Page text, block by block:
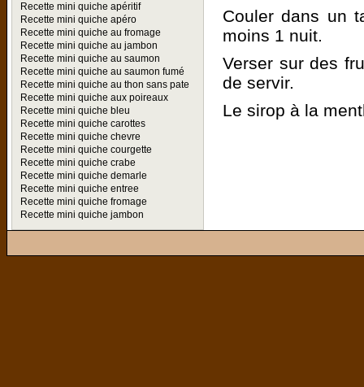
Recette mini quiche apéritif
Recette mini quiche apéro
Recette mini quiche au fromage
Recette mini quiche au jambon
Recette mini quiche au saumon
Recette mini quiche au saumon fumé
Recette mini quiche au thon sans pate
Recette mini quiche aux poireaux
Recette mini quiche bleu
Recette mini quiche carottes
Recette mini quiche chevre
Recette mini quiche courgette
Recette mini quiche crabe
Recette mini quiche demarle
Recette mini quiche entree
Recette mini quiche fromage
Recette mini quiche jambon
Couler dans un
moins 1 nuit.
Verser sur des
de servir.
Le sirop à la